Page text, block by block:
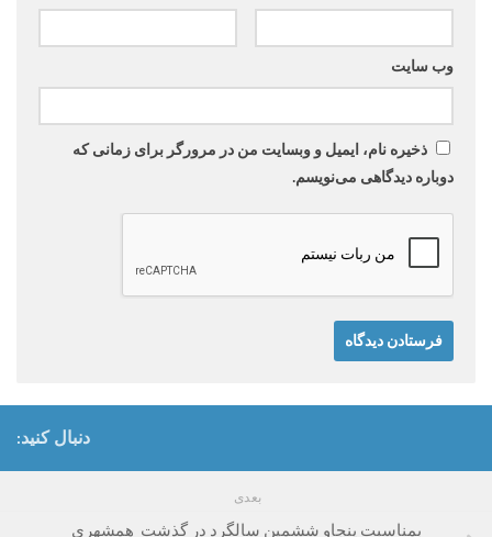
وب‌ سایت
ذخیره نام، ایمیل و وبسایت من در مرورگر برای زمانی که
دوباره دیدگاهی می‌نویسم.
دنبال کنید:
بعدی
بمناسبت پنجاو ششمین سالگرد در گذشت همشهری